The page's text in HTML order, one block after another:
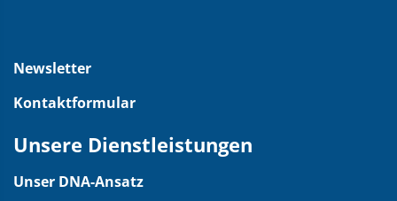
Newsletter
Kontaktformular
Unsere Dienstleistungen
Unser DNA-Ansatz